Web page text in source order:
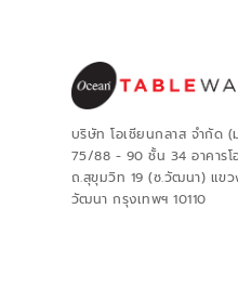
บริษัท โอเชียนกลาส จำกัด (
75/88 - 90 ชั้น 34 อาคารโ
ถ.สุขุมวิท 19 (ซ.วัฒนา) แขว
วัฒนา กรุงเทพฯ 10110